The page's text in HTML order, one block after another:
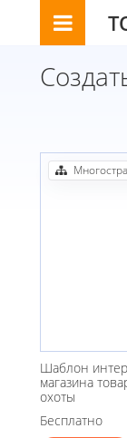
Шаблон
магазина
охоты
Бесплатно